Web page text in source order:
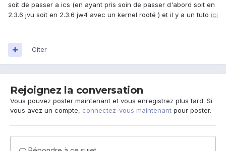
soit de passer a ics (en ayant pris soin de passer d'abord soit en
2.3.6 jvu soit en 2.3.6 jw4 avec un kernel rooté ) et il y a un tuto ici
Citer
Rejoignez la conversation
Vous pouvez poster maintenant et vous enregistrez plus tard. Si
vous avez un compte, connectez-vous maintenant pour poster.